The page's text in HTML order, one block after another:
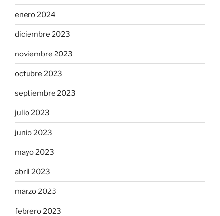
enero 2024
diciembre 2023
noviembre 2023
octubre 2023
septiembre 2023
julio 2023
junio 2023
mayo 2023
abril 2023
marzo 2023
febrero 2023